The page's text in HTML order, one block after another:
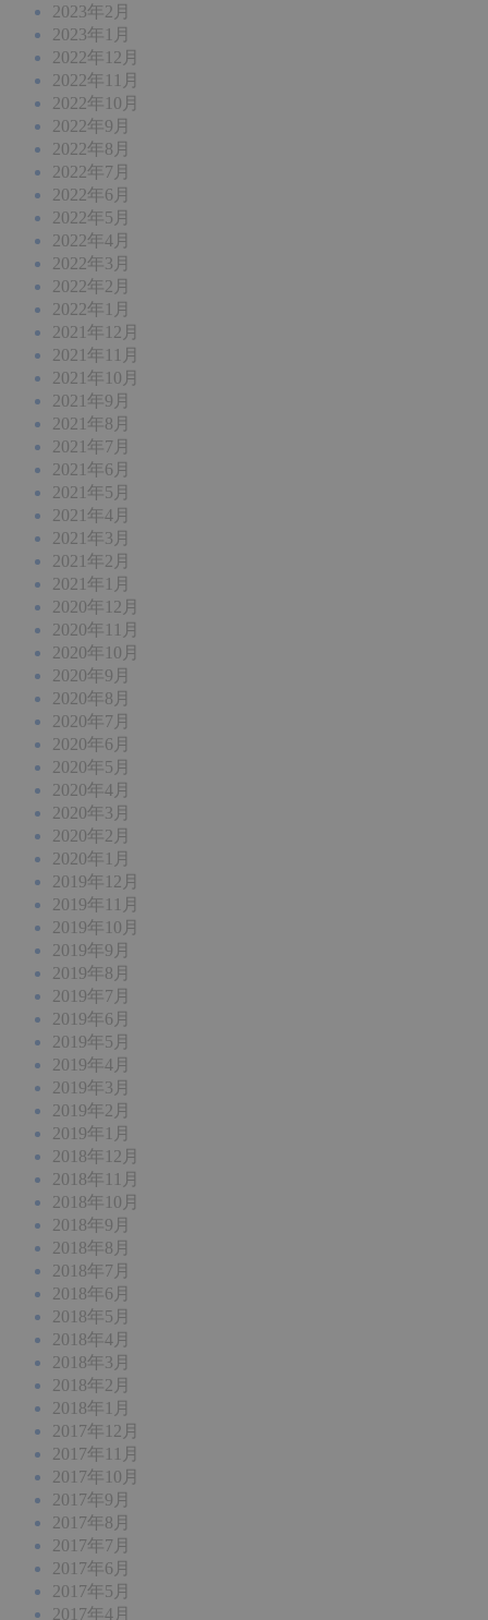
2023年2月
2023年1月
2022年12月
2022年11月
2022年10月
2022年9月
2022年8月
2022年7月
2022年6月
2022年5月
2022年4月
2022年3月
2022年2月
2022年1月
2021年12月
2021年11月
2021年10月
2021年9月
2021年8月
2021年7月
2021年6月
2021年5月
2021年4月
2021年3月
2021年2月
2021年1月
2020年12月
2020年11月
2020年10月
2020年9月
2020年8月
2020年7月
2020年6月
2020年5月
2020年4月
2020年3月
2020年2月
2020年1月
2019年12月
2019年11月
2019年10月
2019年9月
2019年8月
2019年7月
2019年6月
2019年5月
2019年4月
2019年3月
2019年2月
2019年1月
2018年12月
2018年11月
2018年10月
2018年9月
2018年8月
2018年7月
2018年6月
2018年5月
2018年4月
2018年3月
2018年2月
2018年1月
2017年12月
2017年11月
2017年10月
2017年9月
2017年8月
2017年7月
2017年6月
2017年5月
2017年4月